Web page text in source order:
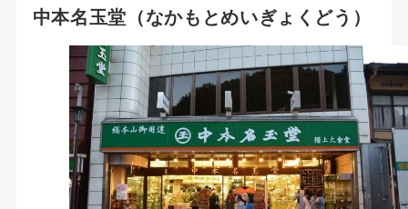
中本名玉堂（なかもとめいぎょくどう）